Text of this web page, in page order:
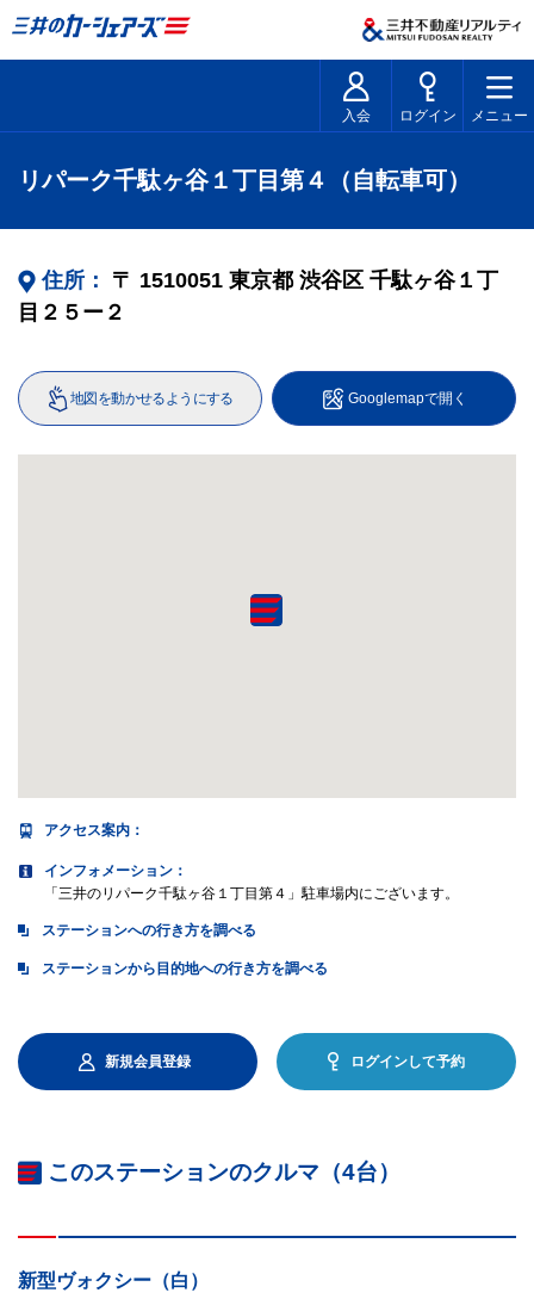
入会 ログイン メニュー
リパーク千駄ヶ谷１丁目第４（自転車可）
住所： 〒 1510051 東京都 渋谷区 千駄ヶ谷１丁
目２５ー２
地図を動かせるようにする Googlemapで開く
アクセス案内 ：
インフォメーション：
「三井のリパーク千駄ヶ谷１丁目第４」駐車場内にございます。
ステーションへの行き方を調べる
ステーションから目的地への行き方を調べる
新規会員登録 ログインして予約
このステーションのクルマ（4台）
新型ヴォクシー（白）